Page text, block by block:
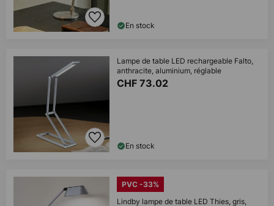
En stock
Lampe de table LED rechargeable Falto,
anthracite, aluminium, réglable
CHF 73.02
En stock
PVC -33%
Lindby lampe de table LED Thies, gris,